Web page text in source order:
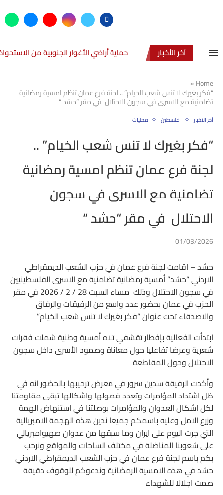
آخر الأخبار حماية أراضي الأغوار الجنوبية من
Home
»
“فكر بغيرك لا تنس شعب الخيام” .. لجنة فرع عمان تنظم امسية رمضانية
تضامنية مع الاسرى في سجون الاحتلال في مقر “حشد “
آخر الاخبار فلسطين محليات
“فكر بغيرك لا تنس شعب الخيام” ..
لجنة فرع عمان تنظم امسية رمضانية
تضامنية مع الاسرى في سجون
الاحتلال في مقر “حشد “
01/03/2026
حشد – اقامت لجنة فرع عمان في حزب الشعب الديمقراطي
الاردني “حشد” أمسية رمضانية تضامنية مع الاسرى الفلسطينيين
في سجون الاحتلال وذلك مساء السبت 28 / 2 / 2026 في مقر
الحزب في عمان بحضور عدد واسع من الرفيقات والرفاق
والاصدقاء تحت عنوان “فكر بغيرك لا تنس شعب الخيام”
ابتدأت الفعالية بإفطار تقشفي تلاه أمسية وطنية شملت فقرات
شعرية وعرضا تفاعليا حول معاناة وصمود الأسرى داخل سجون
الاحتلال وحول المقاطعة
وأكدت الرفيقة سدين سرور في معرض ترحيبها بالحضور انه في
ظل اشتداد المؤامرات وتعدد فصولها واشكالها تبقى مقاومتنا
لكل اشكال العدوان والمؤامرات بوصلتنا في استنهاض الهمة
وزرع الامل وعليه باسمكم جميعا ندين هذه الهجمة الامبريالية
التي جرت اليوم على ايران وما سبقها من عدوان صهيوامبريالي
على شعوبنا المناضلة في مختلف الساحات والمواقع ونرحب
بكم باسم لجنة فرع عمان في حزب الشعب الديمقراطي الاردني
حشد في هذه الامسية الرمضانية وندعوكم للوقوف دقيقة
صمت اجلالا للشهداء